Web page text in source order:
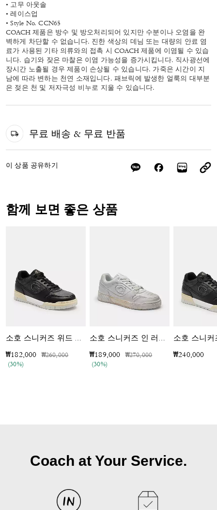
• 고무 아웃솔
• 레이스업
• Style No. CCN65
COACH 제품은 방수 및 방오처리되어 있지만 수분이나 오염을 완
벽하게 차단할 수 없습니다. 진한 색상의 데님 또는 대량의 안료 염
료가 사용된 기타 의류와의 접촉 시 COACH 제품에 이염될 수 있습
니다. 습기와 잦은 마찰은 이염 가능성을 증가시킵니다. 직사광선에
장시간 노출될 경우 제품이 손상될 수 있습니다. 가죽은 시간이 지
남에 따라 변하는 천연 소재입니다. 패브릭에 발생한 얼룩의 대부분
은 젖은 천 및 저자극성 비누로 지울 수 있습니다.
무료 배송 & 무료 반품
이 상품 공유하기
함께 보면 좋은 상품
소호 스니커즈 위드 시그니처 캔버스
₩182,000 가격 인하 전
₩260,000인하됨
(30%)
소호 스니커즈 인 러브드 레더
₩189,000 가격 인하 전
₩270,000인하됨
(30%)
₩240,000
Coach at Your Service.